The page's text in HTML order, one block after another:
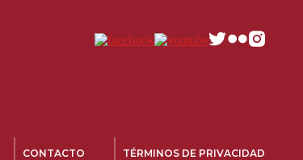
CONTACTO TÉRMINOS DE PRIVACIDAD